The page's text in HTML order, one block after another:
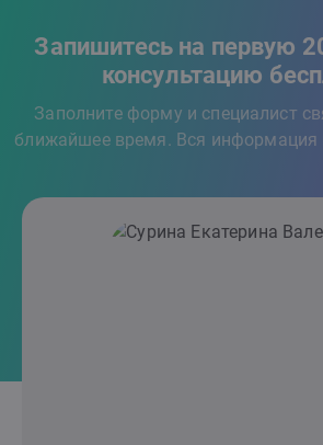
Запишитесь на первую
консультацию
Заполните форму и специалист
ближайшее время. Вся информация